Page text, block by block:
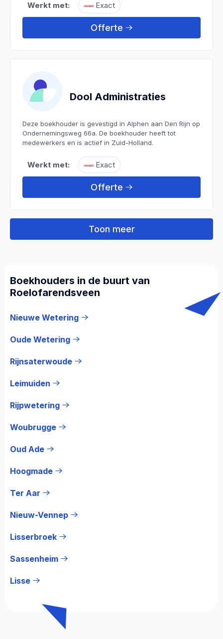
Werkt met: Exact
Offerte
Dool Administraties
Deze boekhouder is gevestigd in Alphen aan Den Rijn op
Ondernemingsweg 66a. De boekhouder heeft tot
medewerkers en is actief in Zuid-Holland.
Werkt met: Exact
Offerte
Toon meer
Boekhouders in de buurt van
Roelofarendsveen
Nieuwe Wetering
Oude Wetering
Rijnsaterwoude
Leimuiden
Rijpwetering
Woubrugge
Oud Ade
Hoogmade
Ter Aar
Nieuw-Vennep
Lisserbroek
Sassenheim
Lisse